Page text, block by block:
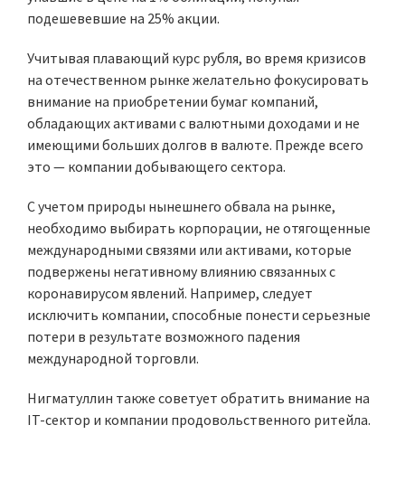
подешевевшие на 25% акции.
Учитывая плавающий курс рубля, во время кризисов
на отечественном рынке желательно фокусировать
внимание на приобретении бумаг компаний,
обладающих активами с валютными доходами и не
имеющими больших долгов в валюте. Прежде всего
это — компании добывающего сектора.
С учетом природы нынешнего обвала на рынке,
необходимо выбирать корпорации, не отягощенные
международными связями или активами, которые
подвержены негативному влиянию связанных с
коронавирусом явлений. Например, следует
исключить компании, способные понести серьезные
потери в результате возможного падения
международной торговли.
Нигматуллин также советует обратить внимание на
IT-сектор и компании продовольственного ритейла.